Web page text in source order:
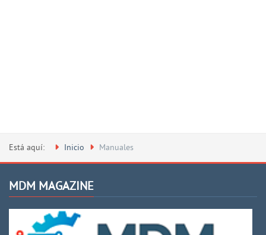
Está aquí: Inicio Manuales
MDM MAGAZINE